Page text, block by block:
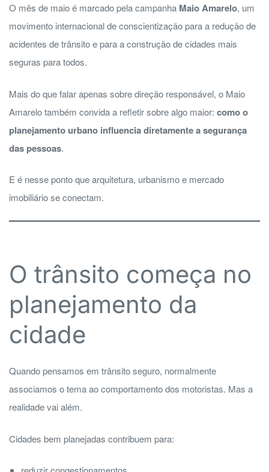
O mês de maio é marcado pela campanha Maio Amarelo, um
movimento internacional de conscientização para a redução de
acidentes de trânsito e para a construção de cidades mais
seguras para todos.
Mais do que falar apenas sobre direção responsável, o Maio
Amarelo também convida a refletir sobre algo maior: como o
planejamento urbano influencia diretamente a segurança
das pessoas.
E é nesse ponto que arquitetura, urbanismo e mercado
imobiliário se conectam.
O trânsito começa no
planejamento da
cidade
Quando pensamos em trânsito seguro, normalmente
associamos o tema ao comportamento dos motoristas. Mas a
realidade vai além.
Cidades bem planejadas contribuem para: